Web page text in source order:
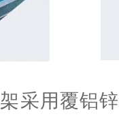
架采用覆铝